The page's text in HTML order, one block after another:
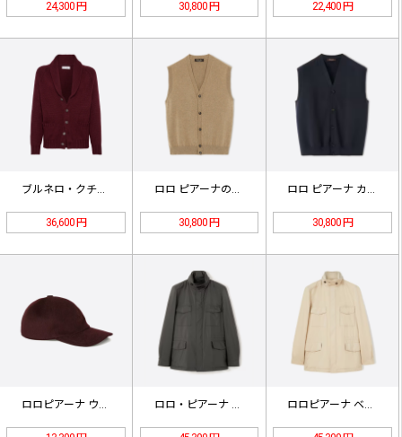
24,300 円 30,800 円 22,400 円
ブルネロ・クチネリ フェザーボタン …
36,600 円 30,800 円 30,800 円
ロロピアーナ ウールベースボールキャ… ロロ・ピアーナ ブラックオニキス メ… ロロピアーナ ベージュ メンズジャケ…